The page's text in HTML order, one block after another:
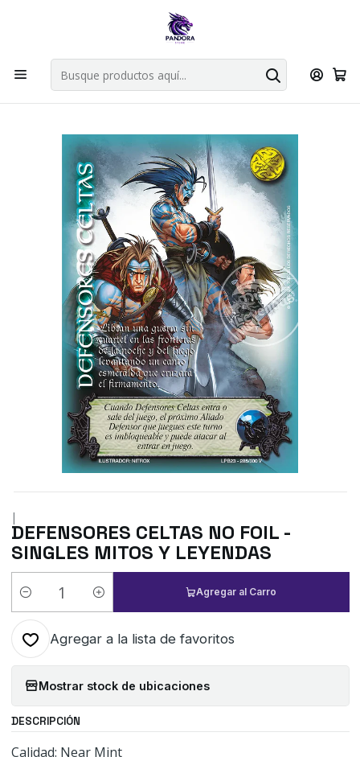
Por compras en cartas singles superiores a 49.990 el envio es
Explorar singles
Inicio Juegos de cartas TCG Mitos y Leyendas TCG
Singles Primer Bloque MYL
|
DEFENSORES CELTAS NO FOIL -
SINGLES MITOS Y LEYENDAS
Cantidad
Agregar al Carro
Agregar a la lista de favoritos
Mostrar stock de ubicaciones
DESCRIPCIÓN
Calidad: Near Mint